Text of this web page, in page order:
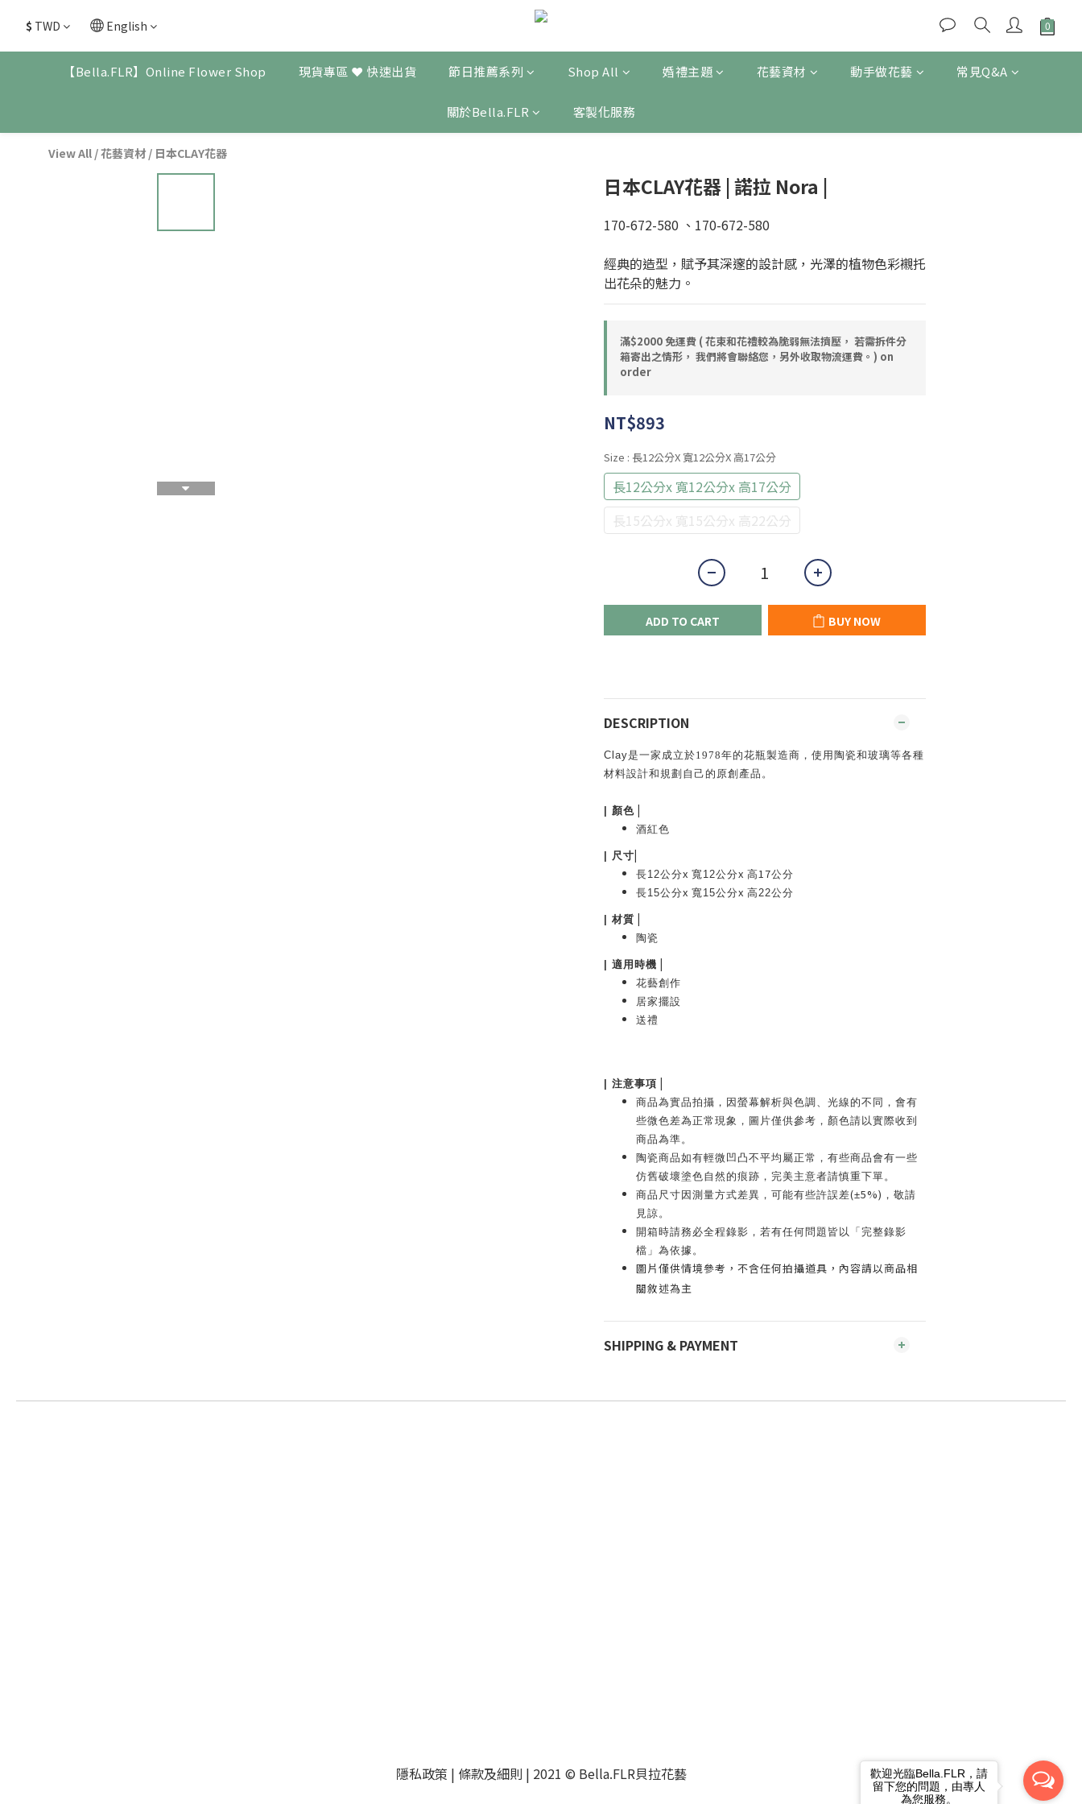
$ TWD English
【Bella.FLR】Online Flower Shop 現貨專區 ❤ 快速出貨 節日推薦系列 Shop All 婚禮主題 花藝資材 動手做花藝 常見Q&A
關於Bella.FLR 客製化服務
View All /花藝資材/ 日本CLAY花器
日本CLAY花器 | 諾拉 Nora |
170-672-580 、170-672-580
經典的造型，賦予其深邃的設計感，光澤的植物色彩襯托
出花朵的魅力。
滿$2000 免運費 ( 花束和花禮較為脆弱無法擠壓， 若需拆件分
箱寄出之情形， 我們將會聯絡您，另外收取物流運費。) on
order
NT$893
Size : 長12公分x 寬12公分x 高17公分
長12公分x 寬12公分x 高17公分
長15公分x 寬15公分x 高22公分
ADD TO CART BUY NOW
DESCRIPTION
Clay是一家成立於1978年的花瓶製造商，使用陶瓷和玻璃等各種
材料設計和規劃自己的原創產品。
顏色|
酒紅色
尺寸|
長12公分x 寬12公分x 高17公分
長15公分x 寬15公分x 高22公分
材質 |
陶瓷
適用時機 |
花藝創作
居家擺設
送禮
注意事項 |
商品為實品拍攝，因螢幕解析與色調、光線的不同，會有
些微色差為正常現象，圖片僅供參考，顏色請以實際收到
商品為準。
陶瓷商品如有輕微凹凸不平均屬正常，有些商品會有一些
仿舊破壞塗色自然的痕跡，完美主意者請慎重下單。
商品尺寸因測量方式差異，可能有些許誤差(±5%) ，敬請
見諒。
開箱時請務必全程錄影，若有任何問題皆以「完整錄影
檔」為依據。
圖片僅供情境參考，不含任何拍攝道具，內容請以商品相
關敘述為主
SHIPPING & PAYMENT
隱私政策 | 條款及細則 | 2021 © Bella.FLR貝拉花藝
歡迎光臨Bella.FLR，請
留下您的問題，由專人
為您服務。